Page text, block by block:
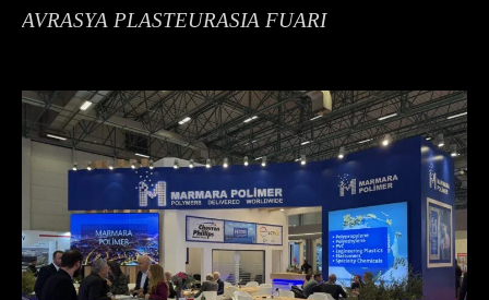
AVRASYA PLASTEURASIA FUARI